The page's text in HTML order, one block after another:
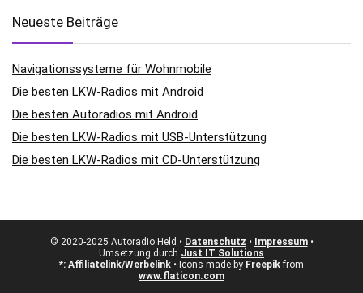
Neueste Beiträge
Navigationssysteme für Wohnmobile
Die besten LKW-Radios mit Android
Die besten Autoradios mit Android
Die besten LKW-Radios mit USB-Unterstützung
Die besten LKW-Radios mit CD-Unterstützung
© 2020-2025 Autoradio Held • Datenschutz • Impressum•
Umsetzung durch Just IT Solutions
*: Affiliatelink/Werbelink • Icons made by Freepikfrom
www.flaticon.com